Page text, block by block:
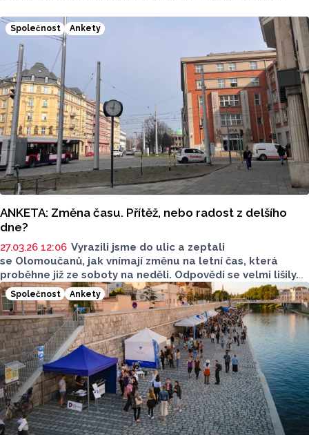
na výstavě oslovilo, a co by naopak změnili. Přečtěte si první
dojmy přímo z místa dění!
Společnost Ankety
ANKETA: Změna času. Přítěž, nebo radost z delšího
dne?
27.03.26 12:06 Vyrazili jsme do ulic a zeptali
se Olomoučanů, jak vnímají změnu na letní čas, která
proběhne již ze soboty na neděli. Odpovědi se velmi lišily.
Někdo nepociťuje změnu vůbec, pro jiné je však velmi
obtížná.
Společnost Ankety